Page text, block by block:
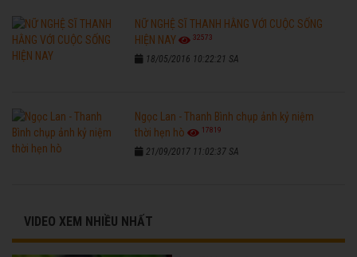
NỮ NGHỆ SĨ THANH HẰNG VỚI CUỘC SỐNG
HIỆN NAY
32573
18/05/2016 10:22:21 SA
Ngọc Lan - Thanh Bình chụp ảnh kỷ niệm
thời hẹn hò
17819
21/09/2017 11:02:37 SA
VIDEO XEM NHIỀU NHẤT